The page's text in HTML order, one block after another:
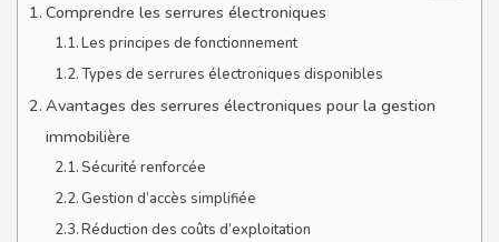
Comprendre les serrures électroniques
Les principes de fonctionnement
Types de serrures électroniques disponibles
Avantages des serrures électroniques pour la gestion
immobilière
Sécurité renforcée
Gestion d’accès simplifiée
Réduction des coûts d’exploitation